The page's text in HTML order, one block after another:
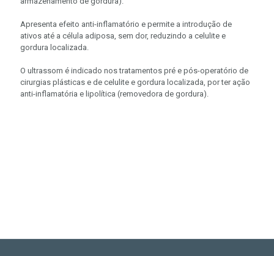
Apresenta efeito anti-inflamatório e permite a introdução de
ativos até a célula adiposa, sem dor, reduzindo a celulite e
gordura localizada.
O ultrassom é indicado nos tratamentos pré e pós-operatório de
cirurgias plásticas e de celulite e gordura localizada, por ter ação
anti-inflamatória e lipolítica (removedora de gordura).